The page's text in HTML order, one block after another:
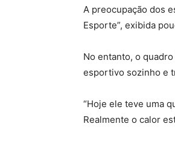
A preocupação dos
Esporte”, exibida
No entanto, o
esportivo sozinho e
“Hoje ele teve uma
Realmente o calor